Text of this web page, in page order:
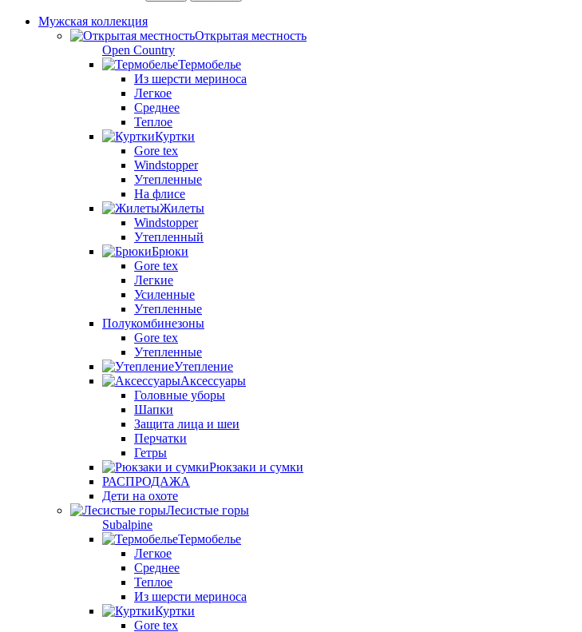
Мужская коллекция
Открытая местность
Open Country
Термобелье
Из шерсти мериноса
Легкое
Среднее
Теплое
Куртки
Gore tex
Windstopper
Утепленные
На флисе
Жилеты
Windstopper
Утепленный
Брюки
Gore tex
Легкие
Усиленные
Утепленные
Полукомбинезоны
Gore tex
Утепленные
Утепление
Аксессуары
Головные уборы
Шапки
Защита лица и шеи
Перчатки
Гетры
Рюкзаки и сумки
РАСПРОДАЖА
Дети на охоте
Лесистые горы
Subalpine
Термобелье
Легкое
Среднее
Теплое
Из шерсти мериноса
Куртки
Gore tex